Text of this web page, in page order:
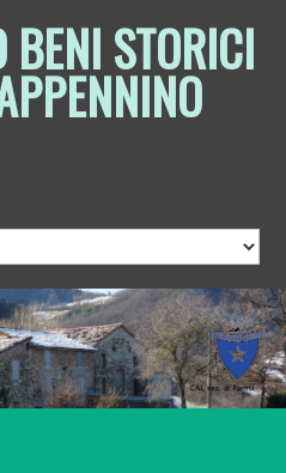
BENI STORICI